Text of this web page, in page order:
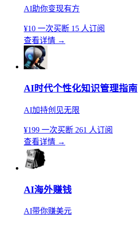
AI助你变现有方
¥10 一次买断 15 人订阅
查看详情 →
AI时代个性化知识管理指南
AI加持创见无限
¥199 一次买断 261 人订阅
查看详情 →
AI海外赚钱
AI带你赚美元